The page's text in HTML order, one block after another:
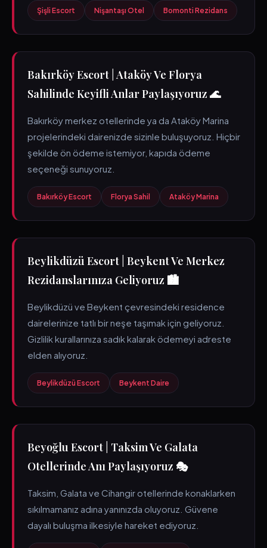
Şişli Escort Nişantaşı Otel Bomonti Rezidans
Bakırköy Escort | Ataköy Ve Florya
Sahilinde Keyifli Anlar Paylaşıyoruz 🌊
Bakırköy merkez otellerinde ya da Ataköy Marina
projelerindeki dairenizde sizinle buluşuyoruz. Hiçbir
şekilde ön ödeme istemiyor, kapıda ödeme
seçeneği sunuyoruz.
Bakırköy Escort Florya Sahil Ataköy Marina
Beylikdüzü Escort | Beykent Ve Merkez
Rezidanslarınıza Geliyoruz 🏙️
Beylikdüzü ve Beykent çevresindeki residence
dairelerinize tatlı bir neşe taşımak için geliyoruz.
Gizlilik kurallarınıza sadık kalarak ödemeyi adreste
elden alıyoruz.
Beylikdüzü Escort Beykent Daire
Beyoğlu Escort | Taksim Ve Galata
Otellerinde Anı Paylaşıyoruz 🎭
Taksim, Galata ve Cihangir otellerinde konaklarken
sıkılmamanız adına yanınızda oluyoruz. Güvene
dayalı buluşma ilkesiyle hareket ediyoruz.